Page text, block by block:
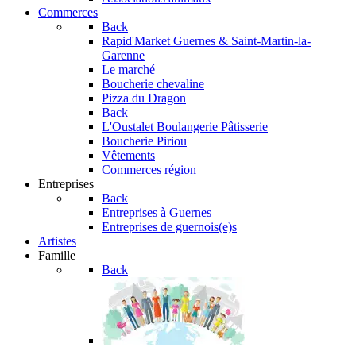
Commerces
Back
Rapid'Market Guernes & Saint-Martin-la-
Garenne
Le marché
Boucherie chevaline
Pizza du Dragon
Back
L'Oustalet Boulangerie Pâtisserie
Boucherie Piriou
Vêtements
Commerces région
Entreprises
Back
Entreprises à Guernes
Entreprises de guernois(e)s
Artistes
Famille
Back